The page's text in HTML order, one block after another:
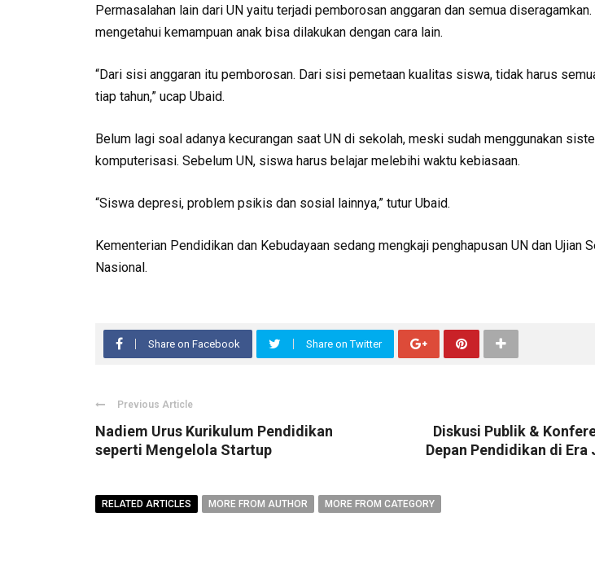
Permasalahan lain dari UN yaitu terjadi pemborosan anggaran dan semua
mengetahui kemampuan anak bisa dilakukan dengan cara lain.
“Dari sisi anggaran itu pemborosan. Dari sisi pemetaan kualitas siswa, tidak harus
tiap tahun,” ucap Ubaid.
Belum lagi soal adanya kecurangan saat UN di sekolah, meski sudah menggunakan
komputerisasi. Sebelum UN, siswa harus belajar melebihi waktu kebiasaan.
“Siswa depresi, problem psikis dan sosial lainnya,” tutur Ubaid.
Kementerian Pendidikan dan Kebudayaan sedang mengkaji penghapusan UN dan Ujian
Nasional.
Share on Facebook Share on Twitter
Previous Article
Nadiem Urus Kurikulum Pendidikan
seperti Mengelola Startup
Diskusi Publik &
Depan Pendidikan di
RELATED ARTICLES MORE FROM AUTHOR MORE FROM CATEGORY